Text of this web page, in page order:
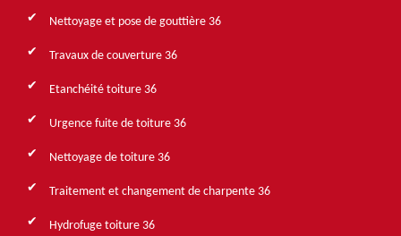
Nettoyage et pose de gouttière 36
Travaux de couverture 36
Etanchéité toiture 36
Urgence fuite de toiture 36
Nettoyage de toiture 36
Traitement et changement de charpente 36
Hydrofuge toiture 36